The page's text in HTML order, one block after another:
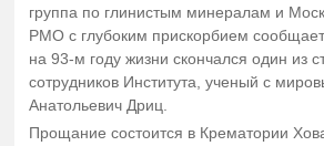
группа по глинистым минералам и
РМО с глубоким прискорбием
на 93-м году жизни скончался один из
сотрудников Института, ученый с
Анатольевич Дриц.
Прощание состоится в Крематории